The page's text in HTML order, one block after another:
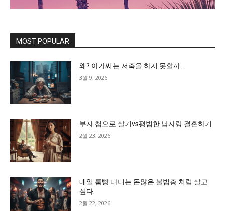
MOST POPULAR
왜? 아가씨는 저축을 하지 못할까.
3월 9, 2026
부자 첩으로 살기vs평범한 남자랑 결혼하기
2월 23, 2026
매일 룸빵 다니는 돈많은 불법충 처럼 살고
싶다.
2월 22, 2026